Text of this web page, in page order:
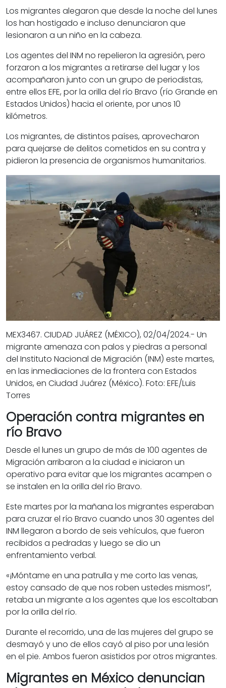
Los migrantes alegaron que desde la noche del lunes
los han hostigado e incluso denunciaron que
lesionaron a un niño en la cabeza.
Los agentes del INM no repelieron la agresión, pero
forzaron a los migrantes a retirarse del lugar y los
acompañaron junto con un grupo de periodistas,
entre ellos EFE, por la orilla del río Bravo (río Grande en
Estados Unidos) hacia el oriente, por unos 10
kilómetros.
Los migrantes, de distintos países, aprovecharon
para quejarse de delitos cometidos en su contra y
pidieron la presencia de organismos humanitarios.
MEX3467. CIUDAD JUÁREZ (MÉXICO), 02/04/2024.- Un
migrante amenaza con palos y piedras a personal
del Instituto Nacional de Migración (INM) este martes,
en las inmediaciones de la frontera con Estados
Unidos, en Ciudad Juárez (México). Foto: EFE/Luis
Torres
Operación contra migrantes en
río Bravo
Desde el lunes un grupo de más de 100 agentes de
Migración arribaron a la ciudad e iniciaron un
operativo para evitar que los migrantes acampen o
se instalen en la orilla del río Bravo.
Este martes por la mañana los migrantes esperaban
para cruzar el río Bravo cuando unos 30 agentes del
INM llegaron a bordo de seis vehículos, que fueron
recibidos a pedradas y luego se dio un
enfrentamiento verbal.
«¡Móntame en una patrulla y me corto las venas,
estoy cansado de que nos roben ustedes mismos!”,
retaba un migrante a los agentes que los escoltaban
por la orilla del río.
Durante el recorrido, una de las mujeres del grupo se
desmayó y uno de ellos cayó al piso por una lesión
en el pie. Ambos fueron asistidos por otros migrantes.
Migrantes en México denuncian